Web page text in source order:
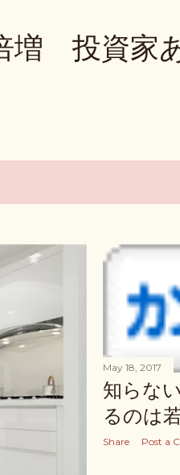
増 投資家
May 18, 2017
知らな
るのは
Share Post a